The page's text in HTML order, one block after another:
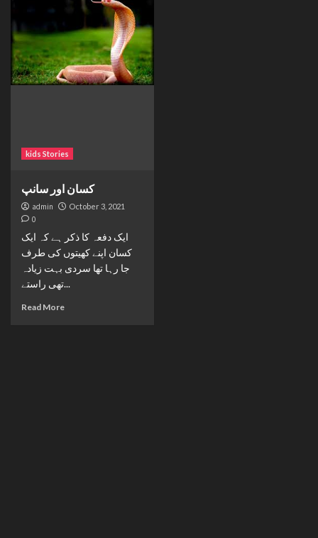
kids Stories
کسان اور سانپ
admin October 3, 2021
0
ایک دفعہ کا ذکر ہے کہ ایک
کسان اپنے کھیتوں کی طرف
جا رہا تھا سردی بہت زیادہ
تھی راستے...
Read More